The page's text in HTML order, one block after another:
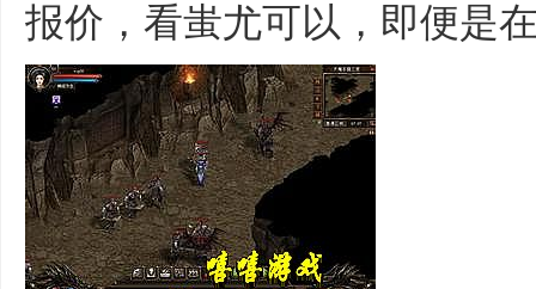
报价，看蚩尤可以，即便是